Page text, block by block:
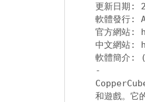
更新日期:
軟體發行:
官方網站:
中文網站:
-
和遊戲。它